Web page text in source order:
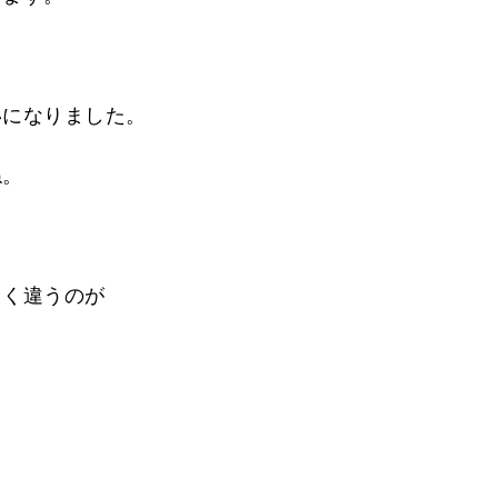
なりました。
違うのが